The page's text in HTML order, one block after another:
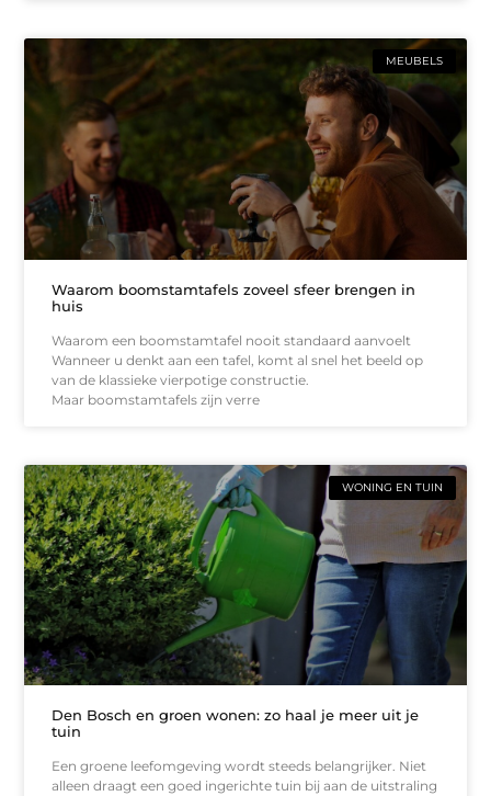
MEUBELS
Waarom boomstamtafels zoveel sfeer brengen in
huis
Waarom een boomstamtafel nooit standaard aanvoelt
Wanneer u denkt aan een tafel, komt al snel het beeld op
van de klassieke vierpotige constructie.
Maar boomstamtafels zijn verre
WONING EN TUIN
Den Bosch en groen wonen: zo haal je meer uit je
tuin
Een groene leefomgeving wordt steeds belangrijker. Niet
alleen draagt een goed ingerichte tuin bij aan de uitstraling